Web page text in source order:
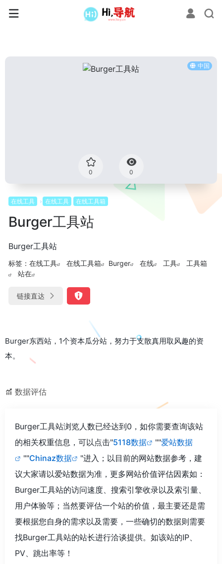
中国
0 0
在线工具 在线工具 在线工具箱
Burger工具站
Burger工具站
标签： 在线工具 在线工具箱 Burger 在线 工具
工具箱
站在
链接直达
Burger东西站，1个资本瓜分站，努力于支散真用取风趣的资
本。
数据评估
Burger工具站浏览人数已经达到0，如你需要查询该站
的相关权重信息，可以点击"5118数据 ""爱站数据
""Chinaz数据
"进入；以目前的网站数据参考，建
议大家请以爱站数据为准，更多网站价值评估因素如：
Burger工具站的访问速度、搜索引擎收录以及索引量、
用户体验等；当然要评估一个站的价值，最主要还是需
要根据您自身的需求以及需要，一些确切的数据则需要
找Burger工具站的站长进行洽谈提供。如该站的IP、
PV、跳出率等！